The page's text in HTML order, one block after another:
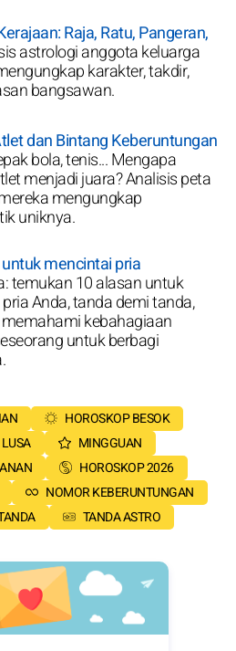
Raja, Ratu, Pangeran,
astrologi anggota keluarga
karakter, takdir,
bangsawan.
dan Bintang Keberuntungan
bola, tenis... Mengapa
menjadi juara? Analisis peta
mengungkap
uniknya.
mencintai pria
temukan 10 alasan untuk
Anda, tanda demi tanda,
kebahagiaan
untuk berbagi
HOROSKOP BESOK
MINGGUAN
HOROSKOP 2026
NOMOR KEBERUNTUNGAN
TANDA ASTRO